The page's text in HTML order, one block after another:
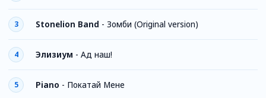
3 Stonelion Band - Зомби (Original version)
4 Элизиум - Ад наш!
5 Piano - Покатай Мене